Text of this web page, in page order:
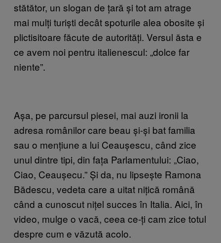
stătător, un slogan de țară și tot am atrage
mai mulți turiști decât spoturile alea obosite și
plictisitoare făcute de autorități. Versul ăsta e
ce avem noi pentru italienescul: „dolce far
niente”.
Așa, pe parcursul piesei, mai auzi ironii la
adresa românilor care beau și-și bat familia
sau o mențiune a lui Ceaușescu, când zice
unul dintre tipi, din fața Parlamentului: „Ciao,
Ciao, Ceaușecu.” Și da, nu lipsește Ramona
Bădescu, vedeta care a uitat nițică română
când a cunoscut nițel succes în Italia. Aici, în
video, mulge o vacă, ceea ce-ți cam zice totul
despre cum e văzută acolo.